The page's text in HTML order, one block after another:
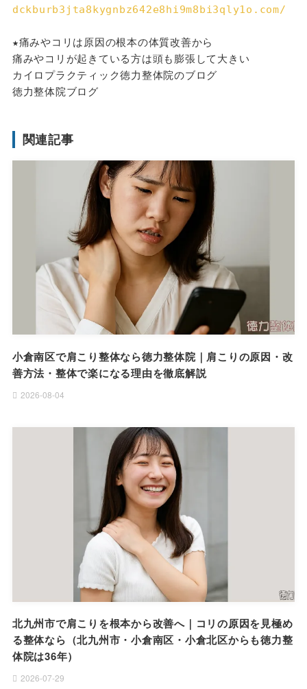
dckburb3jta8kygnbz642e8hi9m8bi3qly1o.com/
★痛みやコリは原因の根本の体質改善から
痛みやコリが起きている方は頭も膨張して大きい
カイロプラクティック徳力整体院のブログ
徳力整体院ブログ
関連記事
小倉南区で肩こり整体なら徳力整体院｜肩こりの原因・改
善方法・整体で楽になる理由を徹底解説
2026-08-04
北九州市で肩こりを根本から改善へ｜コリの原因を見極め
る整体なら（北九州市・小倉南区・小倉北区からも徳力整
体院は36年）
2026-07-29